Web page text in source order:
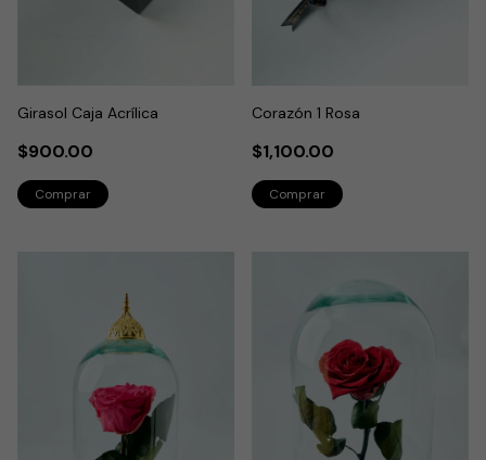
Girasol Caja Acrílica
$900.00
Corazón 1 Rosa
$1,100.00